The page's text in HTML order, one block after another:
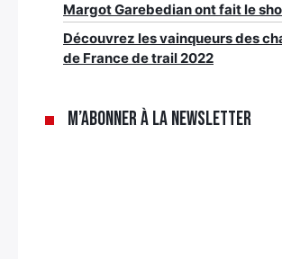
Margot Garebedian ont fait le
Découvrez les vainqueurs des
de France de trail 2022
M’abonner à la newsletter